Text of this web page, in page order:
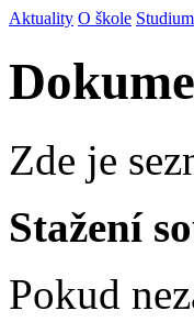
Aktuality O škole Studium
Zde je
Stažení
Pokud